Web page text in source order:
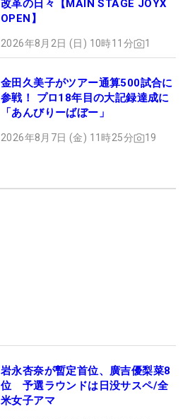
改革の日々【MAIN STAGE JOYX
OPEN】
2026年8月2日 (日) 10時11分 1
金田久美子がツアー通算500試合に
参戦！ プロ18年目の大記録達成に
「あんびりーばぼー」
2026年8月7日 (金) 11時25分 19
岩永杏奈が暫定首位、廣吉優梨菜8
位 予選ラウンドは日没サスペ/全
米女子アマ